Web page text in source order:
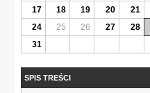
17
18 19 20 21
24
25 26 27 28
31
SPIS TREŚCI